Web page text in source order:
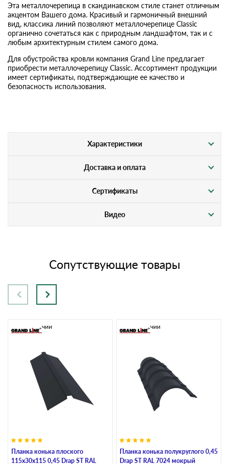
Эта металлочерепица в скандинавском стиле станет отличным
акцентом Вашего дома. Красивый и гармоничный внешний
вид, классика линий позволяют металлочерепице Classic
органично сочетаться как с природным ландшафтом, так и с
любым архитектурным стилем самого дома.
Для обустройства кровли компания Grand Line предлагает
приобрести металлочерепицу Classic. Ассортимент продукции
имеет сертификаты, подтверждающие ее качество и
безопасность использования.
Характеристики
Доставка и оплата
Сертификаты
Видео
Сопутствующие товары
Планка конька плоского
115х30х115 0,45 Drap ST RAL
В наличии
Планка конька полукруглого 0,45
Drap ST RAL 7024 мокрый
В наличии